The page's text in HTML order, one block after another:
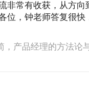
非常有收获，从方向
位，钟老师答复很快
，产品经理的方法论